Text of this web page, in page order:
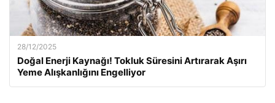
28/12/2025
Doğal Enerji Kaynağı! Tokluk Süresini Artırarak Aşırı
Yeme Alışkanlığını Engelliyor